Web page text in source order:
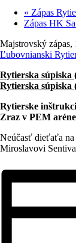
« Zápas
Zápas HK
Majstrovský zápas,
Ľubovnianski
Rytierska súpiska
Rytierska súpiska
Rytierske
Zraz v PEM
Neúčasť dieťaťa na
Miroslavovi